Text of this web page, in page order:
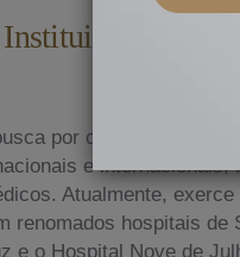
do
por conhecimento,
e internacionais,
Atualmente,
renomados hospitais de
e o Hospital Nove de